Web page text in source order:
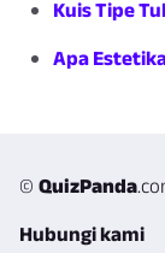
Kuis Tipe
Apa
© QuizPanda
Hubungi kami